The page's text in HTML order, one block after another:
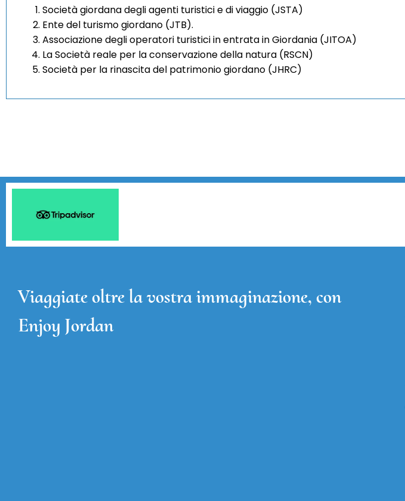
Società giordana degli agenti turistici e di viaggio (JSTA)
Ente del turismo giordano (JTB).
Associazione degli operatori turistici in entrata in Giordania (JITOA)
La Società reale per la conservazione della natura (RSCN)
Società per la rinascita del patrimonio giordano (JHRC)
Viaggiate oltre la vostra immaginazione, con
Enjoy Jordan